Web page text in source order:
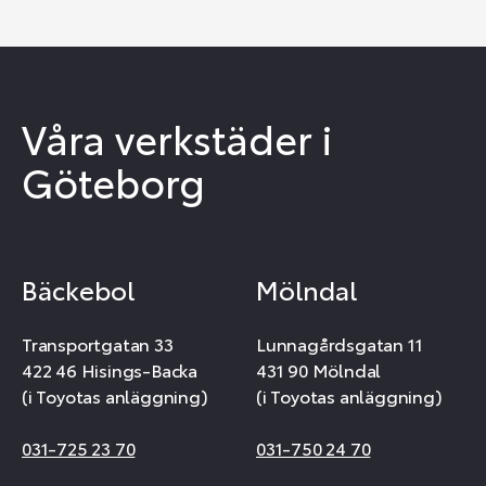
Våra verkstäder i
Göteborg
Bäckebol
Transportgatan 33
422 46 Hisings-Backa
(i Toyotas anläggning)
031-725 23 70
Mölndal
Lunnagårdsgatan 11
431 90 Mölndal
(i Toyotas anläggning)
031-750 24 70